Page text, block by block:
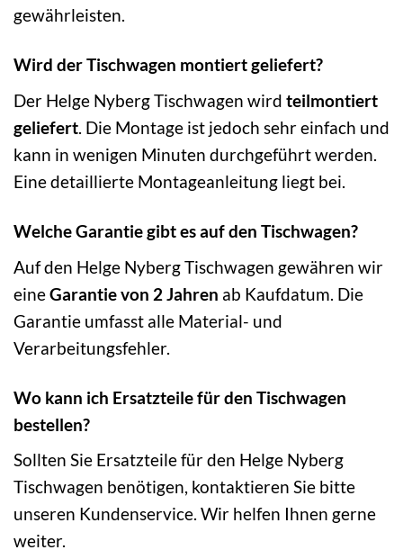
gewährleisten.
Wird der Tischwagen montiert geliefert?
Der Helge Nyberg Tischwagen wird teilmontiert
geliefert. Die Montage ist jedoch sehr einfach und
kann in wenigen Minuten durchgeführt werden.
Eine detaillierte Montageanleitung liegt bei.
Welche Garantie gibt es auf den Tischwagen?
Auf den Helge Nyberg Tischwagen gewähren wir
eineGarantie von 2 Jahren ab Kaufdatum. Die
Garantie umfasst alle Material- und
Verarbeitungsfehler.
Wo kann ich Ersatzteile für den Tischwagen
bestellen?
Sollten Sie Ersatzteile für den Helge Nyberg
Tischwagen benötigen, kontaktieren Sie bitte
unseren Kundenservice. Wir helfen Ihnen gerne
weiter.